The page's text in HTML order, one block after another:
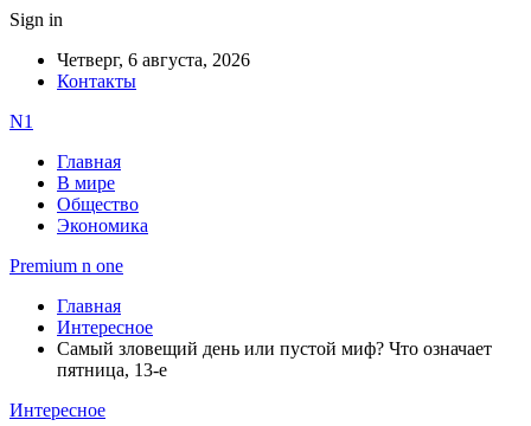
Sign in
Четверг, 6 августа, 2026
Контакты
N1
Главная
В мире
Общество
Экономика
Premium n one
Главная
Интересное
Cамый зловещий день или пустой миф? Что означает
пятница, 13-е
Интересное